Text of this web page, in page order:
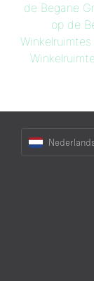
de Begane
op de
Language